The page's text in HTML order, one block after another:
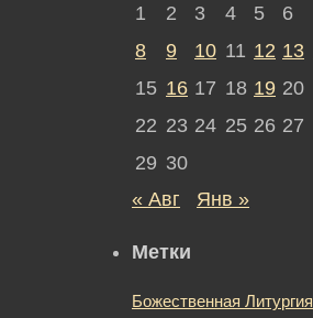
1
2 3 4 5 6
8
9 10 11 12 13
15 16 17 18 19 20
22 23 24 25 26 27
29 30
« Авг
Янв »
Метки
Божественная Литургия